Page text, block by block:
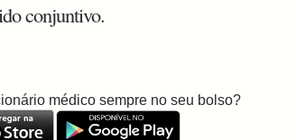
conjuntivo.
médico sempre no seu bolso?